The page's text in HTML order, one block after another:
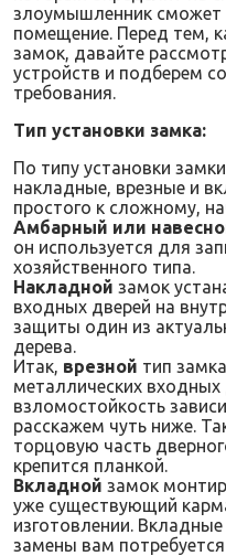
злоумышленник сможет
помещение. Перед тем,
замок, давайте
устройств и подберем
требования.
Тип установки замка:
По типу установки
накладные, врезные и
простого к сложному,
Амбарный или
он используется для
хозяйственного типа.
Накладной замок
входных дверей на
защиты один из
дерева.
Итак, врезной тип
металлических входных
взломостойкость
расскажем чуть ниже.
торцовую часть
крепится планкой.
Вкладной замок
уже существующий
изготовлении.
замены вам